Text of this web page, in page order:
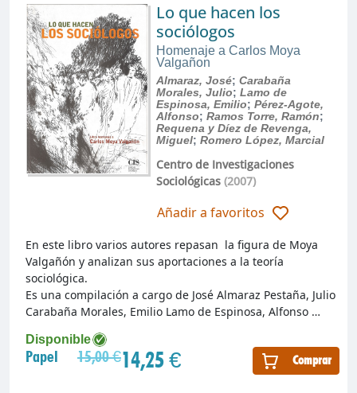
Lo que hacen los
sociólogos
Homenaje a Carlos Moya
Valgañon
Almaraz, José; Carabaña
Morales, Julio; Lamo de
Espinosa, Emilio; Pérez-Agote,
Alfonso; Ramos Torre, Ramón;
Requena y Díez de Revenga,
Miguel; Romero López, Marcial
Centro de Investigaciones
Sociológicas(2007)
Añadir a favoritos
Disponible
Papel 15,00 €14,25 € Comprar
En este libro varios autores repasan la figura de Moya
Valgañón y analizan sus aportaciones a la teoría
sociológica.
Es una compilación a cargo de José Almaraz Pestaña, Julio
Carabaña Morales, Emilio Lamo de Espinosa, Alfonso …